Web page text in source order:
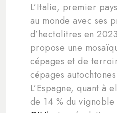
L’Italie, premier
au monde avec ses
d’hectolitres en
propose une
cépages et de
cépages
L’Espagne, quant à
de 14 % du